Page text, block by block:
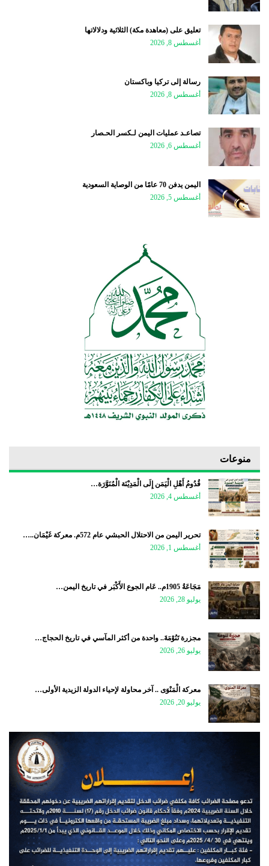
تعليق على (معاهدة مكة) الثلاثية ودلالاتها
أغسطس 8, 2026
رسالة إلى تركيا وباكستان
أغسطس 8, 2026
تصاعـد عمليات اليمن لـكسر الحـصار
أغسطس 6, 2026
اليمن يدفن 70 عامًا من الوصاية السعودية
أغسطس 5, 2026
منوعات
قُدُومُ أَهْلِ الْيَمَن إِلَى الْمَدِيْنَة الْمُنَوَّرَة…
أغسطس 4, 2026
تحرير اليمن من الاحتلال الحبشي عام 572م. معركة غَيْمَان..…
أغسطس 1, 2026
مَجَاعَةُ 1905م.. عَام الجوع الأَكْبَر في تاريخ اليمن…
يوليو 28, 2026
مجزرة تَنُوْمَةَ.. واحدة من أكثر المآسي في تاريخ الحجاج…
يوليو 26, 2026
معركة الْمَنْوَى .. آخر محاولة لإحياء الدولة الزيدية الأولى…
يوليو 20, 2026